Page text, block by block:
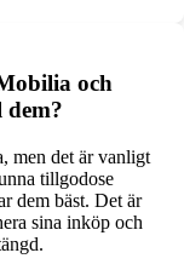
och
men det är vanligt
tillgodose
dem bäst. Det är
sina inköp och